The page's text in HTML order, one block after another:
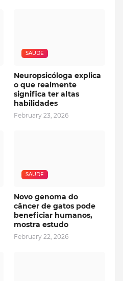
SAUDE
Neuropsicóloga explica
o que realmente
significa ter altas
habilidades
February 23, 2026
SAUDE
Novo genoma do
câncer de gatos pode
beneficiar humanos,
mostra estudo
February 22, 2026